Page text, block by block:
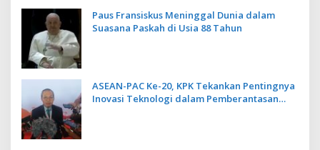
Paus Fransiskus Meninggal Dunia dalam
Suasana Paskah di Usia 88 Tahun
ASEAN-PAC Ke-20, KPK Tekankan Pentingnya
Inovasi Teknologi dalam Pemberantasan